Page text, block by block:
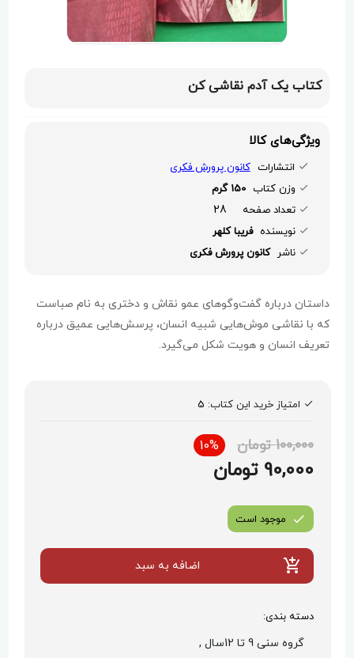
کتاب یک آدم نقاشی کن
ویژگی‌های کالا
انتشارات کانون پرورش فکری
وزن کتاب 150 گرم
تعداد صفحه
28
نویسنده فریبا کلهر
ناشر کانون پرورش فکری
داستان درباره گفت‌وگوهای عمو نقاش و دختری به نام صباست
که با نقاشی موش‌هایی شبیه انسان، پرسش‌هایی عمیق درباره
تعریف انسان و هویت شکل می‌گیرد.
امتیاز خرید این کتاب: 5
100,000 تومان 10%
90,000 تومان
موجود است
اضافه به سبد
دسته بندی:
گروه سنی 9 تا 12سال ,